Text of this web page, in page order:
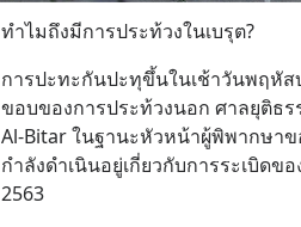
ทำไมถึงมีการประท้วงในเบรุต?
การปะทะกันปะทุขึ้นในเช้าวันพฤหั
ขอบของการประท้วงนอก ศาลยุติธร
Al-Bitar ในฐานะหัวหน้าผู้พิพากษา
กำลังดำเนินอยู่เกี่ยวกับการระเบิดข
2563